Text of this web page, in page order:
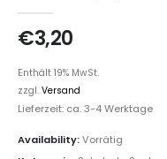
€3,20
Enthält 19% MwSt.
zzgl. Versand
Lieferzeit: ca. 3-4 Werktage
Availability:Vorrätig